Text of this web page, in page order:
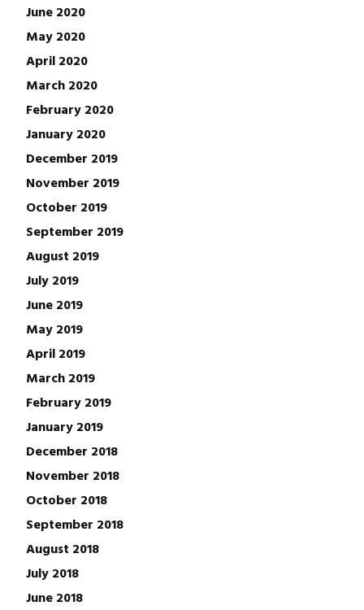
June 2020
May 2020
April 2020
March 2020
February 2020
January 2020
December 2019
November 2019
October 2019
September 2019
August 2019
July 2019
June 2019
May 2019
April 2019
March 2019
February 2019
January 2019
December 2018
November 2018
October 2018
September 2018
August 2018
July 2018
June 2018